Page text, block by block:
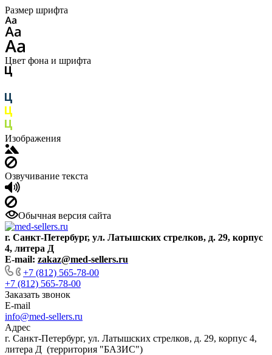
Размер шрифта
Цвет фона и шрифта
Изображения
Озвучивание текста
Обычная версия сайта
г. Санкт-Петербург, ул. Латышских стрелков, д. 29, корпус
4, литера Д
E-mail: zakaz@med-sellers.ru
+7 (812) 565-78-00
+7 (812) 565-78-00
Заказать звонок
E-mail
info@med-sellers.ru
Адрес
г. Санкт-Петербург, ул. Латышских стрелков, д. 29, корпус 4,
литера Д (территория "БАЗИС")